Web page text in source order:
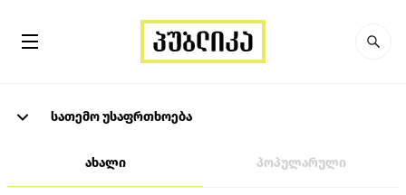
სათემო უსაფრთხოება
ახალი პოპულარული